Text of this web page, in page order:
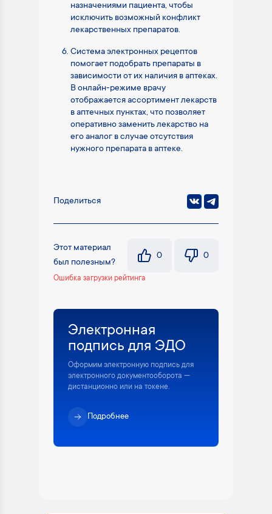
назначениями пациента, чтобы
исключить возможный конфликт
лекарственных препаратов.
Система электронных рецептов
помогает подобрать препараты в
зависимости от их наличия в аптеках.
В онлайн-режиме врачу
отображается ассортимент лекарств
в аптечных пунктах, что позволяет
оперативно заменить лекарство на
его аналог в случае отсутствия
нужного препарата в аптеке.
Поделиться
Этот материал
был полезным?
0 0
Ошибка загрузки рейтинга
Электронная
подпись для ЭДО
Оформим электронную подпись для
электронного документооборота —
дистанционно или на токене.
Подробнее